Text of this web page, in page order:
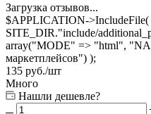
Загрузка отзывов...
$APPLICATION->IncludeFile(
SITE_DIR."include/
array("MODE" => "html",
маркетплейсов") );
135 руб./шт
Много
Нашли дешевле?